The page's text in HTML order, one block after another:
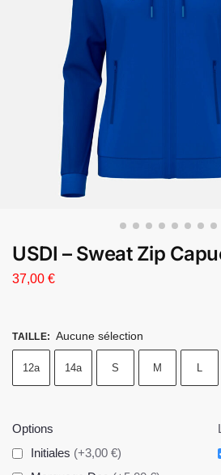
USDI – Sweat Zip
37,00 €
TAILLE: Aucune sélection
12a 14a S M L
Options
Initiales (+3,00 €)